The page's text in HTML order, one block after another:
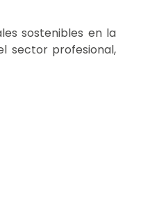
sostenibles en la
sector profesional,